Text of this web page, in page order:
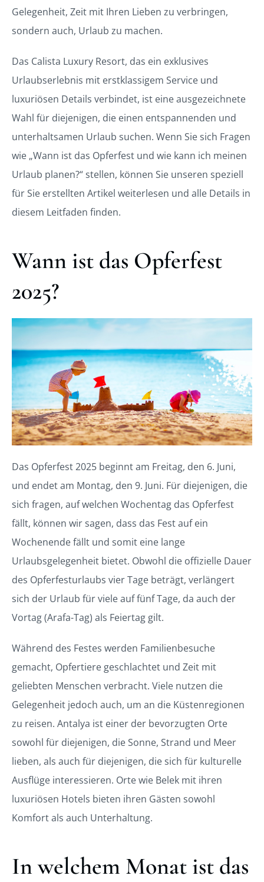
Gelegenheit, Zeit mit Ihren Lieben zu verbringen,
sondern auch, Urlaub zu machen.
Das Calista Luxury Resort, das ein exklusives
Urlaubserlebnis mit erstklassigem Service und
luxuriösen Details verbindet, ist eineausgezeichnete
Wahl für diejenigen, die einen entspannenden und
unterhaltsamen Urlaub suchen. Wenn Sie sich Fragen
wie „Wann ist das Opferfest und wie kann ich meinen
Urlaub planen?“ stellen, können Sie unseren speziell
für Sie erstellten Artikel weiterlesen und alle Details in
diesem Leitfaden finden.
Wann ist das Opferfest
2025?
Das Opferfest 2025 beginnt am Freitag, den 6. Juni,
und endet am Montag, den 9. Juni. Für diejenigen, die
sich fragen, auf welchen Wochentag das Opferfest
fällt, können wir sagen, dass das Fest auf ein
Wochenende fällt und somit eine lange
Urlaubsgelegenheit bietet. Obwohl die offizielle Dauer
des Opferfesturlaubs vier Tage beträgt, verlängert
sich der Urlaub für viele auf fünf Tage, da auch der
Vortag (Arafa-Tag) als Feiertag gilt.
Während des Festes werden Familienbesuche
gemacht, Opfertiere geschlachtet und Zeit mit
geliebten Menschen verbracht. Viele nutzen die
Gelegenheit jedoch auch, um an die Küstenregionen
zu reisen. Antalya ist einer der bevorzugten Orte
sowohl für diejenigen, die Sonne, Strand und Meer
lieben, als auch für diejenigen, die sich für kulturelle
Ausflüge interessieren. Orte wie Belek mit ihren
luxuriösen Hotels bieten ihren Gästen sowohl
Komfort als auch Unterhaltung.
In welchem Monat ist das